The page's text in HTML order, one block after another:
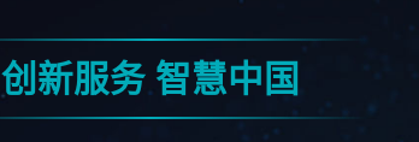
创新服务 智慧中国